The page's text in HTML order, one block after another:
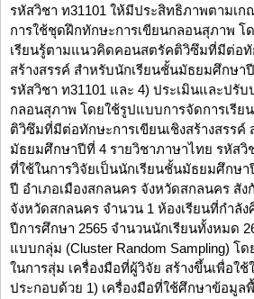
รหัสวิชา ท31101 ให้มีประสิทธิภาพตามเ
การใช้ชุดฝึกทักษะการเขียนกลอนสุภาพ โ
เรียนรู้ตามแนวคิดคอนสตรัคติวิซึมที่มีต่อทั
สร้างสรรค์ สำหรับนักเรียนชั้นมัธยมศึกษา
รหัสวิชา ท31101 และ 4) ประเมินและปรั
กลอนสุภาพ โดยใช้รูปแบบการจัดการเรี
ติวิซึมที่มีต่อทักษะการเขียนเชิงสร้างสรรค์
มัธยมศึกษาปีที่ 4 รายวิชาภาษาไทย รหัสวิ
ที่ใช้ในการวิจัยเป็นนักเรียนชั้นมัธยมศึกษา
ปี อำเภอเมืองสกลนคร จังหวัดสกลนคร สั
จังหวัดสกลนคร จำนวน 1 ห้องเรียนที่กำลั
ปีการศึกษา 2565 จำนวนนักเรียนทั้งหมด
แบบกลุ่ม (Cluster Random Sampling) โ
ในการสุ่ม เครื่องมือที่ผู้วิจัย สร้างขึ้นเพื่อใช้
ประกอบด้วย 1) เครื่องมือที่ใช้ศึกษาข้อมู